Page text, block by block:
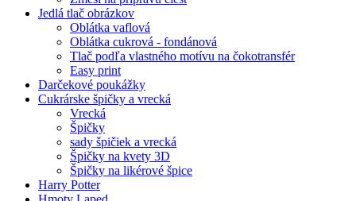
Jedlá tlač obrázkov
Oblátka vaflová
Oblátka cukrová - fondánová
Tlač podľa vlastného motívu na čokotransfér
Easy print
Darčekové poukážky
Cukrárske špičky a vrecká
Vrecká
Špičky
sady špičiek a vrecká
Špičky na kvety 3D
Špičky na likérové špice
Harry Potter